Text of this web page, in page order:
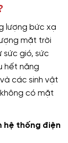
lượng bức xạ
mặt trời
sức gió, sức
hết năng
các sinh vật
có mặt
hệ thống điện